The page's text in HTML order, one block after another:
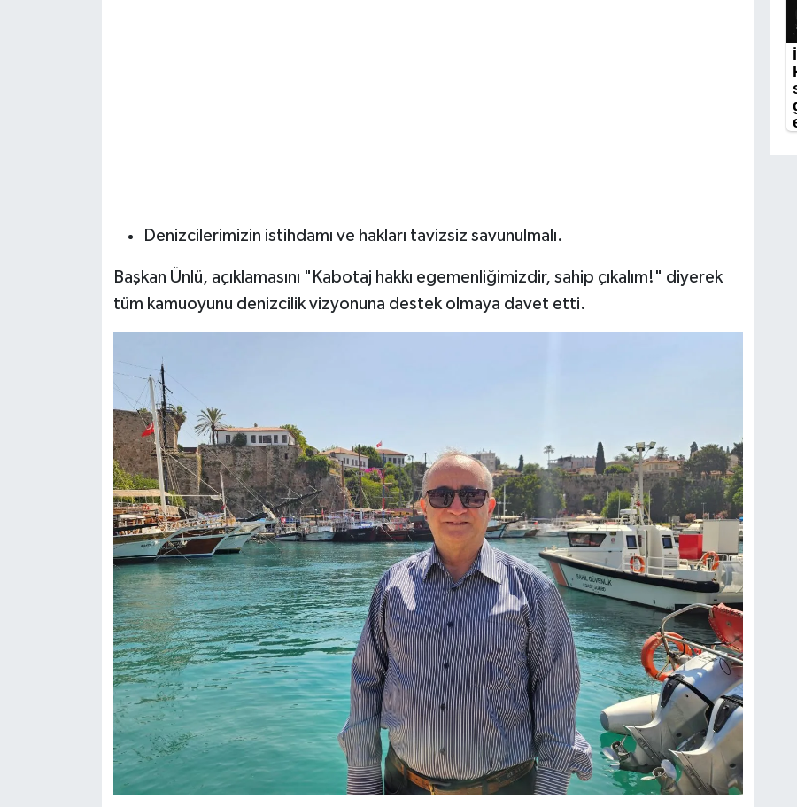
Denizcilerimizin istihdamı ve hakları tavizsiz savunulmalı.
Başkan Ünlü, açıklamasını "Kabotaj hakkı egemenliğimizdir, sahip çıkalım!" diyerek
tüm kamuoyunu denizcilik vizyonuna destek olmaya davet etti.